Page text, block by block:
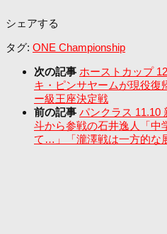
シェアする
タグ: ONE Championship
次の記事 ホーストカップ
キ・ピンサヤームが現役復
ー級王座決定戦
前の記事 パンクラス 11.10
斗から参戦の石井逸人「中
て…」「瀧澤戦は一方的な